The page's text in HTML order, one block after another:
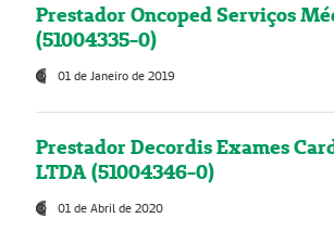
Prestador Oncoped Serviços
(51004335-0)
01 de Janeiro de 2019
Prestador Decordis Exames
LTDA (51004346-0)
01 de Abril de 2020